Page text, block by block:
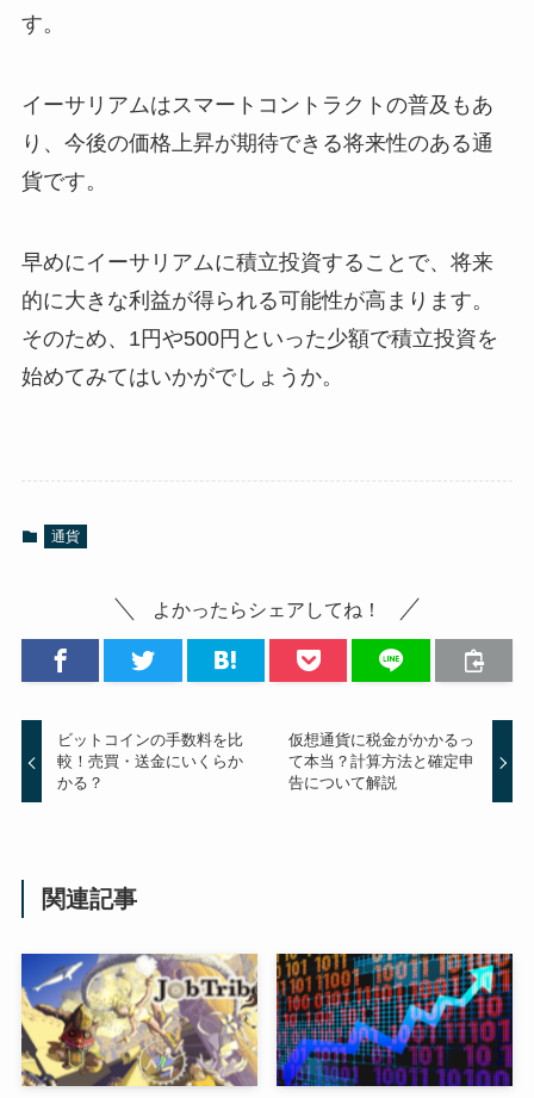
す。
イーサリアムはスマートコントラクトの普及もあ
り、今後の価格上昇が期待できる将来性のある通
貨です。
早めにイーサリアムに積立投資することで、将来
的に大きな利益が得られる可能性が高まります。
そのため、1円や500円といった少額で積立投資を
始めてみてはいかがでしょうか。
通貨
よかったらシェアしてね！
ビットコインの手数料を比
較！売買・送金にいくらか
かる？
仮想通貨に税金がかかるっ
て本当？計算方法と確定申
告について解説
関連記事